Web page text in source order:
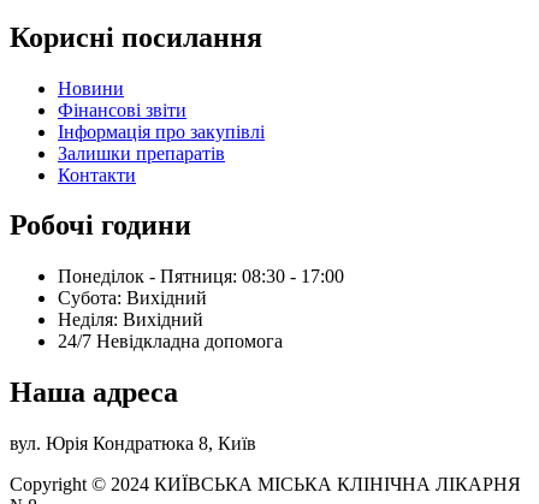
Корисні посилання
Новини
Фінансові звіти
Інформація про закупівлі
Залишки препаратів
Контакти
Робочі години
Понеділок - Пятниця: 08:30 - 17:00
Субота: Вихідний
Нeділя: Вихідний
24/7 Невідкладна допомога
Наша адреса
вул. Юрія Кондратюка 8, Київ
Copyright © 2024 КИЇВСЬКА МІСЬКА КЛІНІЧНА ЛІКАРНЯ